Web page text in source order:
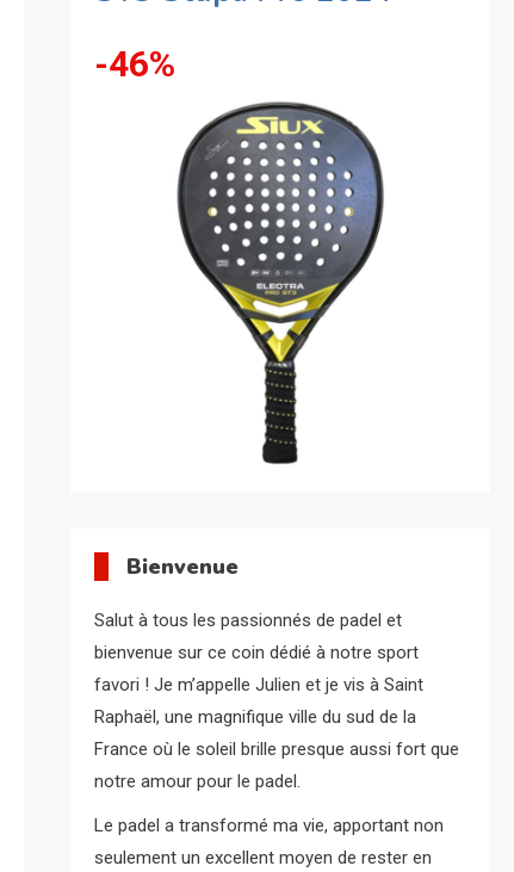
-46%
Bienvenue
Salut à tous les passionnés de padel et
bienvenue sur ce coin dédié à notre sport
favori ! Je m’appelle Julien et je vis à Saint
Raphaël, une magnifique ville du sud de la
France où le soleil brille presque aussi fort que
notre amour pour le padel.
Le padel a transformé ma vie, apportant non
seulement un excellent moyen de rester en